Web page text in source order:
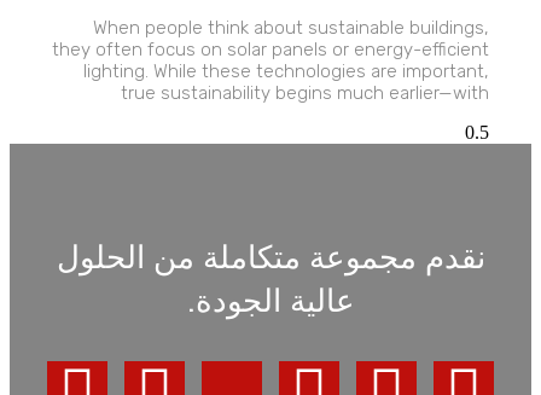
When people think about sustainable buildings,
they often focus on solar panels or energy-efficient
lighting. While these technologies are important,
true sustainability begins much earlier—with
نقدم مجموعة متكاملة من الحلول
عالية الجودة.